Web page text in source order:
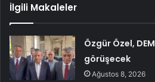
İlgili Makaleler
Özgür Özel,
görüşecek
Ağustos 8, 2026